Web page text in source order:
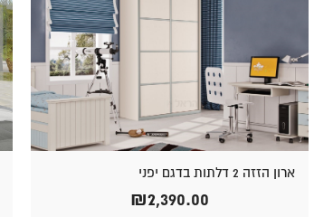
ארון הזזה 2 דלתות בדגם יפני
₪2,390.00